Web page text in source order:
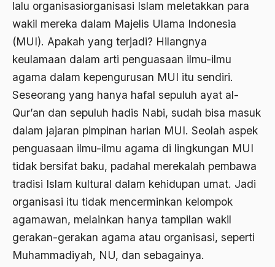
lalu organisasi­organisasi Islam meletakkan para
wakil mereka dalam Majelis Ulama Indonesia
(MUI). Apakah yang terjadi? Hilangnya
keulamaan dalam arti penguasaan ilmu-­ilmu
agama dalam kepengurusan MUI itu sendiri.
Seseorang yang hanya hafal sepuluh ayat al-
Qur’an dan sepuluh hadis Nabi, sudah bisa masuk
dalam jajaran pimpinan harian MUI. Seolah aspek
penguasaan ilmu-­ilmu agama di lingkungan MUI
tidak bersifat baku, padahal merekalah pembawa
tradisi Islam kultural dalam kehidupan umat. Jadi
organisasi itu tidak mencerminkan kelompok
agamawan, melainkan hanya tampilan wakil
gerakan-­gerakan agama atau organisasi, seperti
Muhammadiyah, NU, dan sebagainya.
Agum Gumelar
Agus Miftah
Ahli
ahli fikih
Ahli waris
ahlul sunnah wal jamaah
Ahlussunnah
Ahlussunnah Wal jamaah
Ahmad Benbella
Ahmad Daudy